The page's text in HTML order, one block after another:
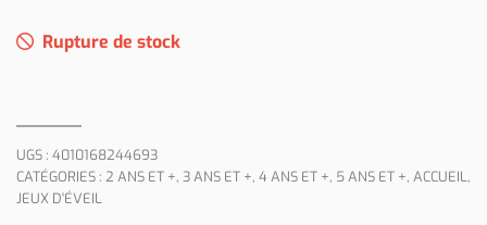
Rupture de stock
UGS : 4010168244693
CATÉGORIES : 2 ANS ET +, 3 ANS ET +, 4 ANS ET +, 5 ANS ET +, ACCUEIL,
JEUX D'ÉVEIL